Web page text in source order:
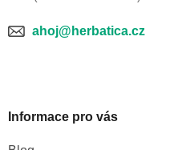
ahoj@herbatica.cz
Informace pro vás